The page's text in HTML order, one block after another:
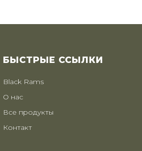
БЫСТРЫЕ ССЫЛКИ
Black Rams
О нас
Все продукты
Контакт